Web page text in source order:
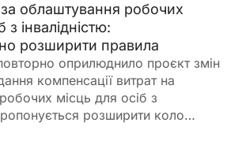
облаштування робочих
з інвалідністю:
розширити правила
оприлюднило проєкт змін
компенсації витрат на
місць для осіб з
розширити коло